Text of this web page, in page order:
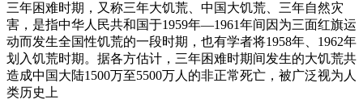
三年困难时期，又称三年大饥荒、中国大饥荒、三年自然灾
害，是指中华人民共和国于1959年—1961年间因为三面红旗运
动而发生全国性饥荒的一段时期，也有学者将1958年、1962年
划入饥荒时期。据各方估计，三年困难时期间发生的大饥荒共
造成中国大陆1500万至5500万人的非正常死亡，被广泛视为人
类历史上